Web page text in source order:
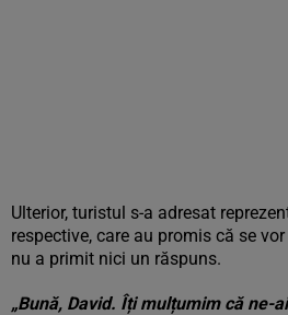
Ulterior, turistul s-a adresat
respective, care au promis că se
nu a primit nici un răspuns.
„Bună, David. Îți mulțumim că ne-